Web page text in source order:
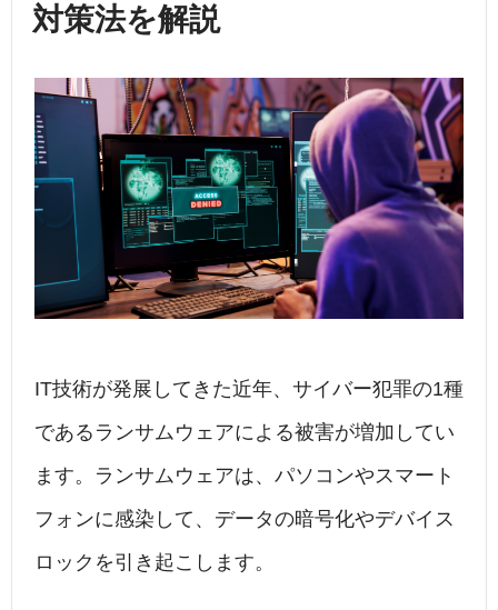
対策法を解説
IT技術が発展してきた近年、サイバー犯罪の1種
であるランサムウェアによる被害が増加してい
ます。ランサムウェアは、パソコンやスマート
フォンに感染して、データの暗号化やデバイス
ロックを引き起こします。